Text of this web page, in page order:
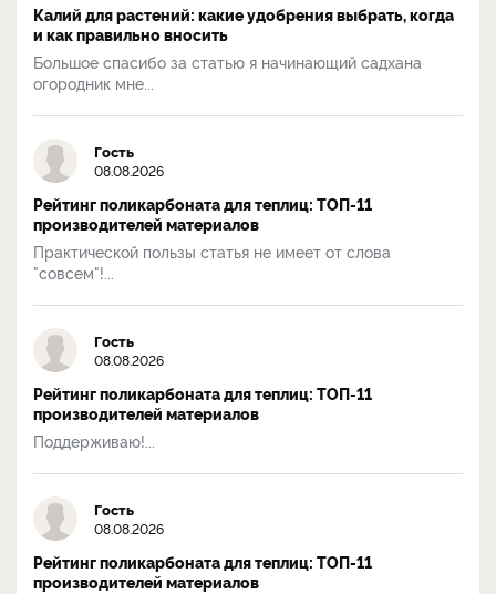
Калий для растений: какие удобрения выбрать, когда
и как правильно вносить
Большое спасибо за статью я начинающий садхана
огородник мне...
Гость
08.08.2026
Рейтинг поликарбоната для теплиц: ТОП-11
производителей материалов
Практической пользы статья не имеет от слова
"совсем"!...
Гость
08.08.2026
Рейтинг поликарбоната для теплиц: ТОП-11
производителей материалов
Поддерживаю!...
Гость
08.08.2026
Рейтинг поликарбоната для теплиц: ТОП-11
производителей материалов